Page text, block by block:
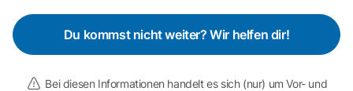
Du kommst nicht weiter? Wir helfen dir!
Bei diesen Informationen handelt es sich (nur) um Vor- und